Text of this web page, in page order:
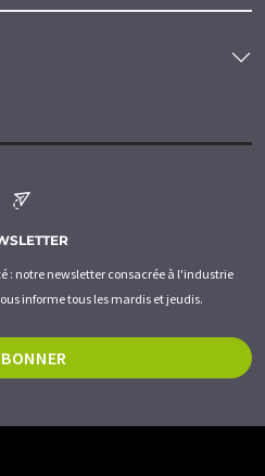
: notre newsletter consacrée à l'industrie
informe tous les mardis et jeudis.